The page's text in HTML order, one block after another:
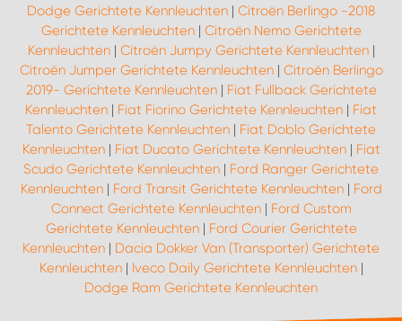
Dodge Gerichtete Kennleuchten | Citroën Berlingo -2018
Gerichtete Kennleuchten| Citroën Nemo Gerichtete
Kennleuchten| Citroën Jumpy Gerichtete Kennleuchten|
Citroën Jumper Gerichtete Kennleuchten| Citroën Berlingo
2019- Gerichtete Kennleuchten| Fiat Fullback Gerichtete
Kennleuchten | Fiat Fiorino Gerichtete Kennleuchten | Fiat
Talento Gerichtete Kennleuchten | Fiat Doblo Gerichtete
Kennleuchten| Fiat Ducato Gerichtete Kennleuchten| Fiat
Scudo Gerichtete Kennleuchten | Ford Ranger Gerichtete
Kennleuchten| Ford Transit Gerichtete Kennleuchten| Ford
Connect Gerichtete Kennleuchten| Ford Custom
Gerichtete Kennleuchten| Ford Courier Gerichtete
Kennleuchten | Dacia Dokker Van (Transporter) Gerichtete
Kennleuchten| Iveco Daily Gerichtete Kennleuchten|
Dodge Ram Gerichtete Kennleuchten